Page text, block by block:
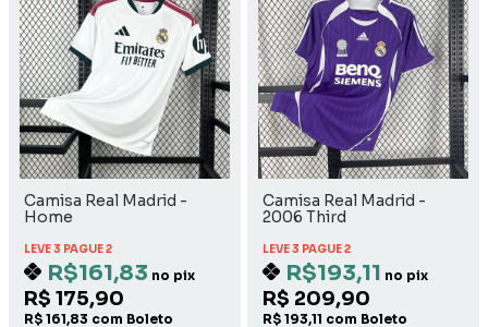
Camisa Real Madrid -
Home
LEVE 3 PAGUE 2
R$161,83 no pix
R$ 175,90
R$ 161,83 com Boleto
Camisa Real Madrid -
2006 Third
LEVE 3 PAGUE 2
R$193,11 no pix
R$ 209,90
R$ 193,11 com Boleto